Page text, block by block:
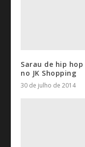
Sarau de hip
no JK Shopping
30 de julho de 2014